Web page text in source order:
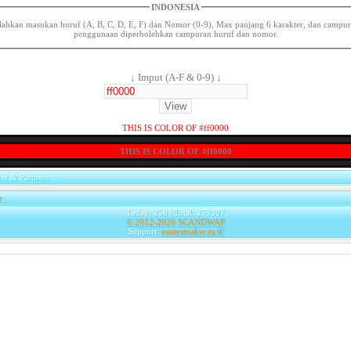
INDONESIA
masukan huruf (A, B, C, D, E, F) dan Nomor (0-9), Max panjang 6 karakter, dan
penggunaan diperbolehkan campuran huruf dan nomor.
↓ Imput (A-F & 0-9) ↓
THIS IS COLOR OF #ff0000
THIS IS COLOR OF #ff0000
& Partners
|
Today: 250 | Total: 279307
© 2012-2026 SCANDWAP
Support: essaysmaker.es.tl/